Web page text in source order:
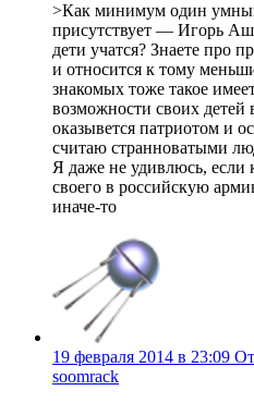
>Как минимум один
присутствует — Игорь
дети учатся? Знаете про
и относится к тому
знакомых тоже такое
возможности своих детей
оказывется патриотом и
считаю странноватыми
Я даже не удивлюсь, если
своего в российскую
иначе-то
19 февраля 2014 в 23:09
soomrack